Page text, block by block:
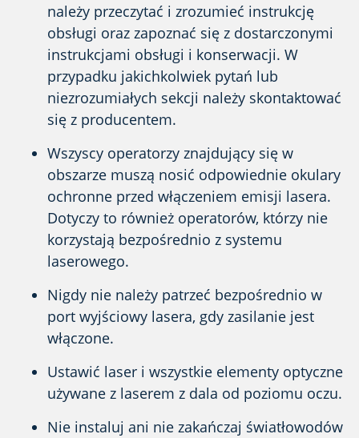
należy przeczytać i zrozumieć instrukcję
obsługi oraz zapoznać się z dostarczonymi
instrukcjami obsługi i konserwacji. W
przypadku jakichkolwiek pytań lub
niezrozumiałych sekcji należy skontaktować
się z producentem.
Wszyscy operatorzy znajdujący się w
obszarze muszą nosić odpowiednie okulary
ochronne przed włączeniem emisji lasera.
Dotyczy to również operatorów, którzy nie
korzystają bezpośrednio z systemu
laserowego.
Nigdy nie należy patrzeć bezpośrednio w
port wyjściowy lasera, gdy zasilanie jest
włączone.
Ustawić laser i wszystkie elementy optyczne
używane z laserem z dala od poziomu oczu.
Nie instaluj ani nie zakańczaj światłowodów